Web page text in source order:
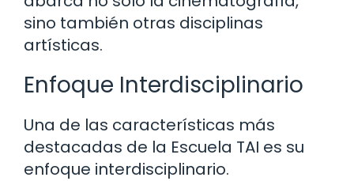
sino también otras disciplinas
artísticas.
Enfoque Interdisciplinario
Una de las características más
destacadas de la Escuela TAI es su
enfoque interdisciplinario.